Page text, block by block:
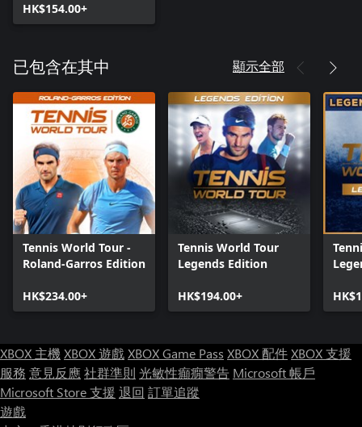
HK$154.00+
已包含在其中 顯示全部
Tennis World Tour -
Roland-Garros Edition
HK$234.00+
Tennis World Tour
Legends Edition
HK$194.00+
XBOX 主機XBOX 遊戲XBOX Game Pass XBOX 配件XBOX 支援
服務 意見反應社群準則 光敏性癲癇警告 Microsoft 帳戶
Microsoft Store 支援 退回 訂單追蹤
遊戲